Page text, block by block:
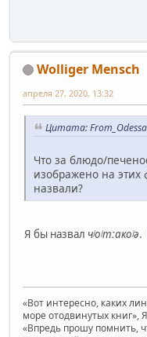
Wolliger Mensch
апреля 27, 2020, 13:32
Цитата:
Что за блюдо/
изображено на этих
назвали?
Я бы назвал чʲоʲтːакоʲә.
«Вот интересно, каких
море отодвинутых книг»,
«Впредь прошу помнить,